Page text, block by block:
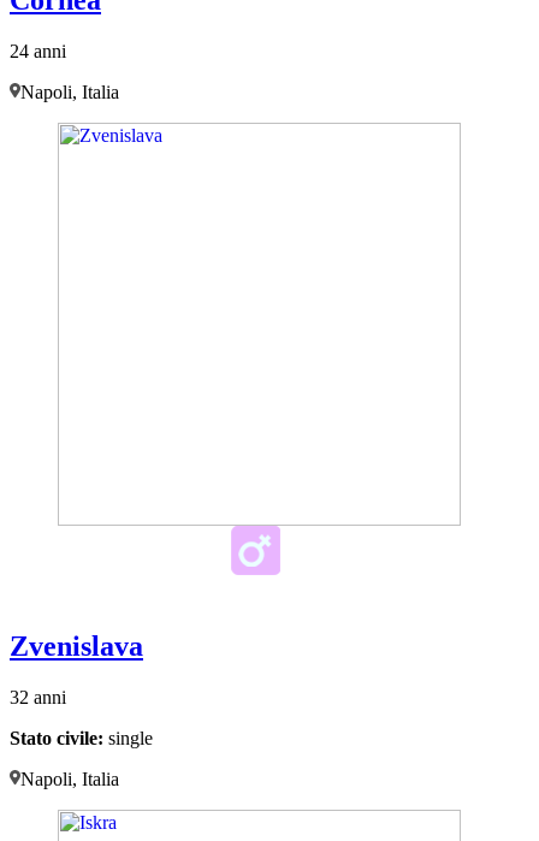
24 anni
Napoli, Italia
Zvenislava
32 anni
Stato civile: single
Napoli, Italia